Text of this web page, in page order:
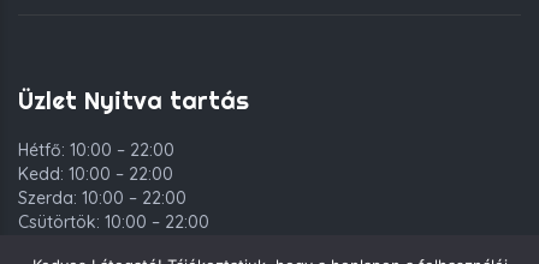
Üzlet Nyitva tartás
Hétfő: 10:00 – 22:00
Kedd: 10:00 – 22:00
Szerda: 10:00 – 22:00
Csütörtök: 10:00 – 22:00